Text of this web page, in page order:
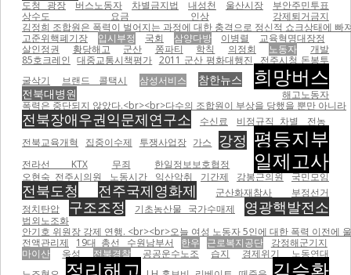
도청 광장
버스노동자 차별금지법 내성천 울산시장
부안주민투표
상수도 요금 인상
강제퇴거금지
김정희 조합원은 폭력이 벌어지는 과정에 대한 충격으로 정신적 쇼크상태에 빠
고준위핵폐기장
입시부정 국회 삼양다방 이병렬
교육혁명대장정
살인정권
황당해고 군산 쫑파티 학칙 의정회 노동자
개발
85호크레인
대중교통시책평가 2011 군산 평화대행진
전주시청 돈봉투
굴삭기
브랜드 콜택시 삼성서비스 참한뉴스 희망버스
전북대병원
해고노동자
폭력은 중단되지 않았다.<br><br>다수의 조합원이 부상을 당했을 뿐만 아니라
전북장애우권익문제연구소 수신료 비정규직 차별
전농
전북교육개혁
집중이수제 투쟁사업장 가스 강정 평등지부
전라선 KTX 무죄 한일정보보호협정 일제고사
오현숙 전주시의원 노동시간 익산악취 기간제 강봉근의원 국민모임
전북도청 전주국제영화제 군산화재참사
부정선거
정치탄압
구조조정 기초농산물 국가수매제 영광핵발전소
법외노조화
안기호 위원장 강제 연행. <br><br>오늘 여성 노동자 5인에 대한 폭력 이전
전액관리제
19대 총선 수원남부서 한우 근로복지공단
강정해군기지
마이산
옥성 전북경찰 공공운수노조 습지 경제위기
노동연대